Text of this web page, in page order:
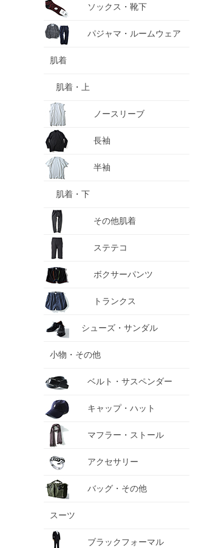
ソックス・靴下
パジャマ・ルームウェア
肌着
肌着・上
ノースリーブ
長袖
半袖
肌着・下
その他肌着
ステテコ
ボクサーパンツ
トランクス
シューズ・サンダル
小物・その他
ベルト・サスペンダー
キャップ・ハット
マフラー・ストール
アクセサリー
バッグ・その他
スーツ
ブラックフォーマル